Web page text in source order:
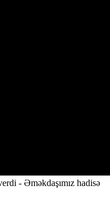
- Əməkdaşımız hadisə